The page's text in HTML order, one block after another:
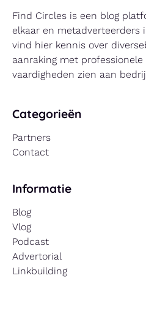
Find Circles is een blog
elkaar en metadverteerders
vind hier kennis over
aanraking met
vaardigheden zien aan
Categorieën
Partners
Contact
Informatie
Blog
Vlog
Podcast
Advertorial
Linkbuilding